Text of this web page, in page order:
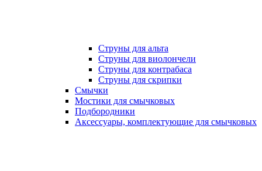
Струны для альта
Струны для виолончели
Струны для контрабаса
Струны для скрипки
Смычки
Мостики для смычковых
Подбородники
Аксеcсуары, комплектующие для смычковых